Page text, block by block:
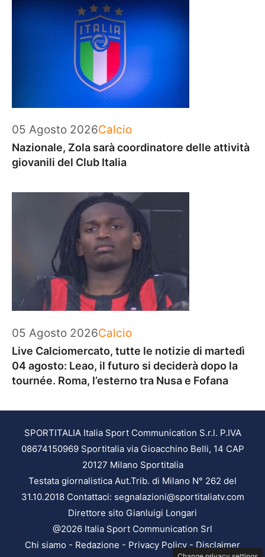
05 Agosto 2026Categorie
Calcio
Nazionale, Zola sarà coordinatore delle attività
giovanili del Club Italia
05 Agosto 2026Categorie
Calcio
Live Calciomercato, tutte le notizie di martedì
04 agosto: Leao, il futuro si deciderà dopo la
tournée. Roma, l’esterno tra Nusa e Fofana
SPORTITALIA Italia Sport Communication S.r.l. P.IVA
08674150969 Sportitalia via Gioacchino Belli, 14 CAP
20127 Milano Sportitalia
Testata giornalistica Aut.Trib. di Milano N° 262 del
31.10.2018 Contattaci: segnalazioni@sportitaliatv.com
Direttore sito Gianluigi Longari
@2026 Italia Sport Communication Srl
Chi siamo - Redazione - Privacy Policy - Disclaimer